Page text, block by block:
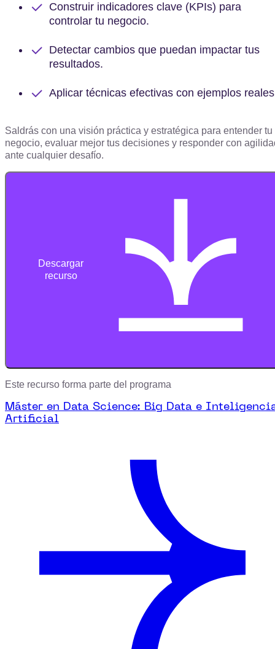
Construir indicadores clave (KPIs) para
controlar tu negocio.
Detectar cambios que puedan impactar tus
resultados.
Aplicar técnicas efectivas con ejemplos
Saldrás con una visión práctica y estratégica para entender tu
negocio, evaluar mejor tus decisiones y responder con
ante cualquier desafío.
Descargar
recurso
Este recurso forma parte del programa
Máster en Data Science: Big Data e
Artificial